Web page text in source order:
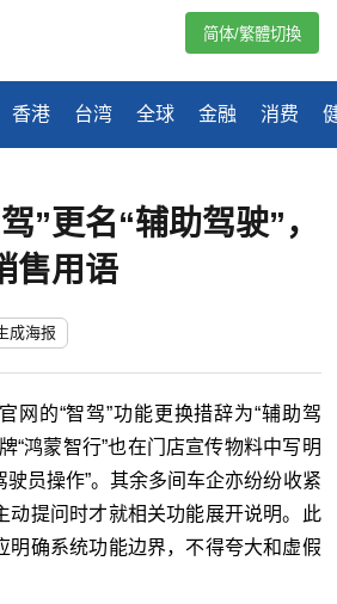
香港 台湾 全球 金融 消费
简体/繁體切換
”更名“辅助驾驶”，
售用语
成海报
网的“智驾”功能更换措辞为“辅助驾
“鸿蒙智行”也在门店宣传物料中写明
驶员操作”。其余多间车企亦纷纷收紧
动提问时才就相关功能展开说明。此
明确系统功能边界，不得夸大和虚假